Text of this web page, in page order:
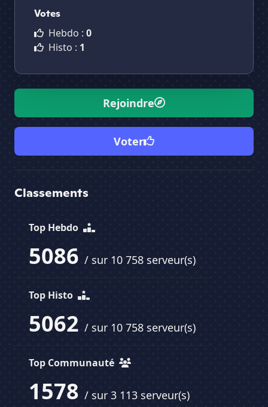
Votes
Hebdo : 0
Histo : 1
Rejoindre
Voter
Classements
Top Hebdo
5086 / sur 10 758 serveur(s)
Top Histo
5062 / sur 10 758 serveur(s)
Top Communauté
1578 / sur 3 113 serveur(s)